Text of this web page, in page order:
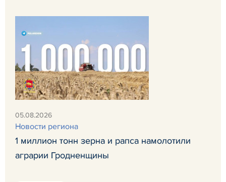
05.08.2026
Новости региона
1 миллион тонн зерна и рапса намолотили
аграрии Гродненщины